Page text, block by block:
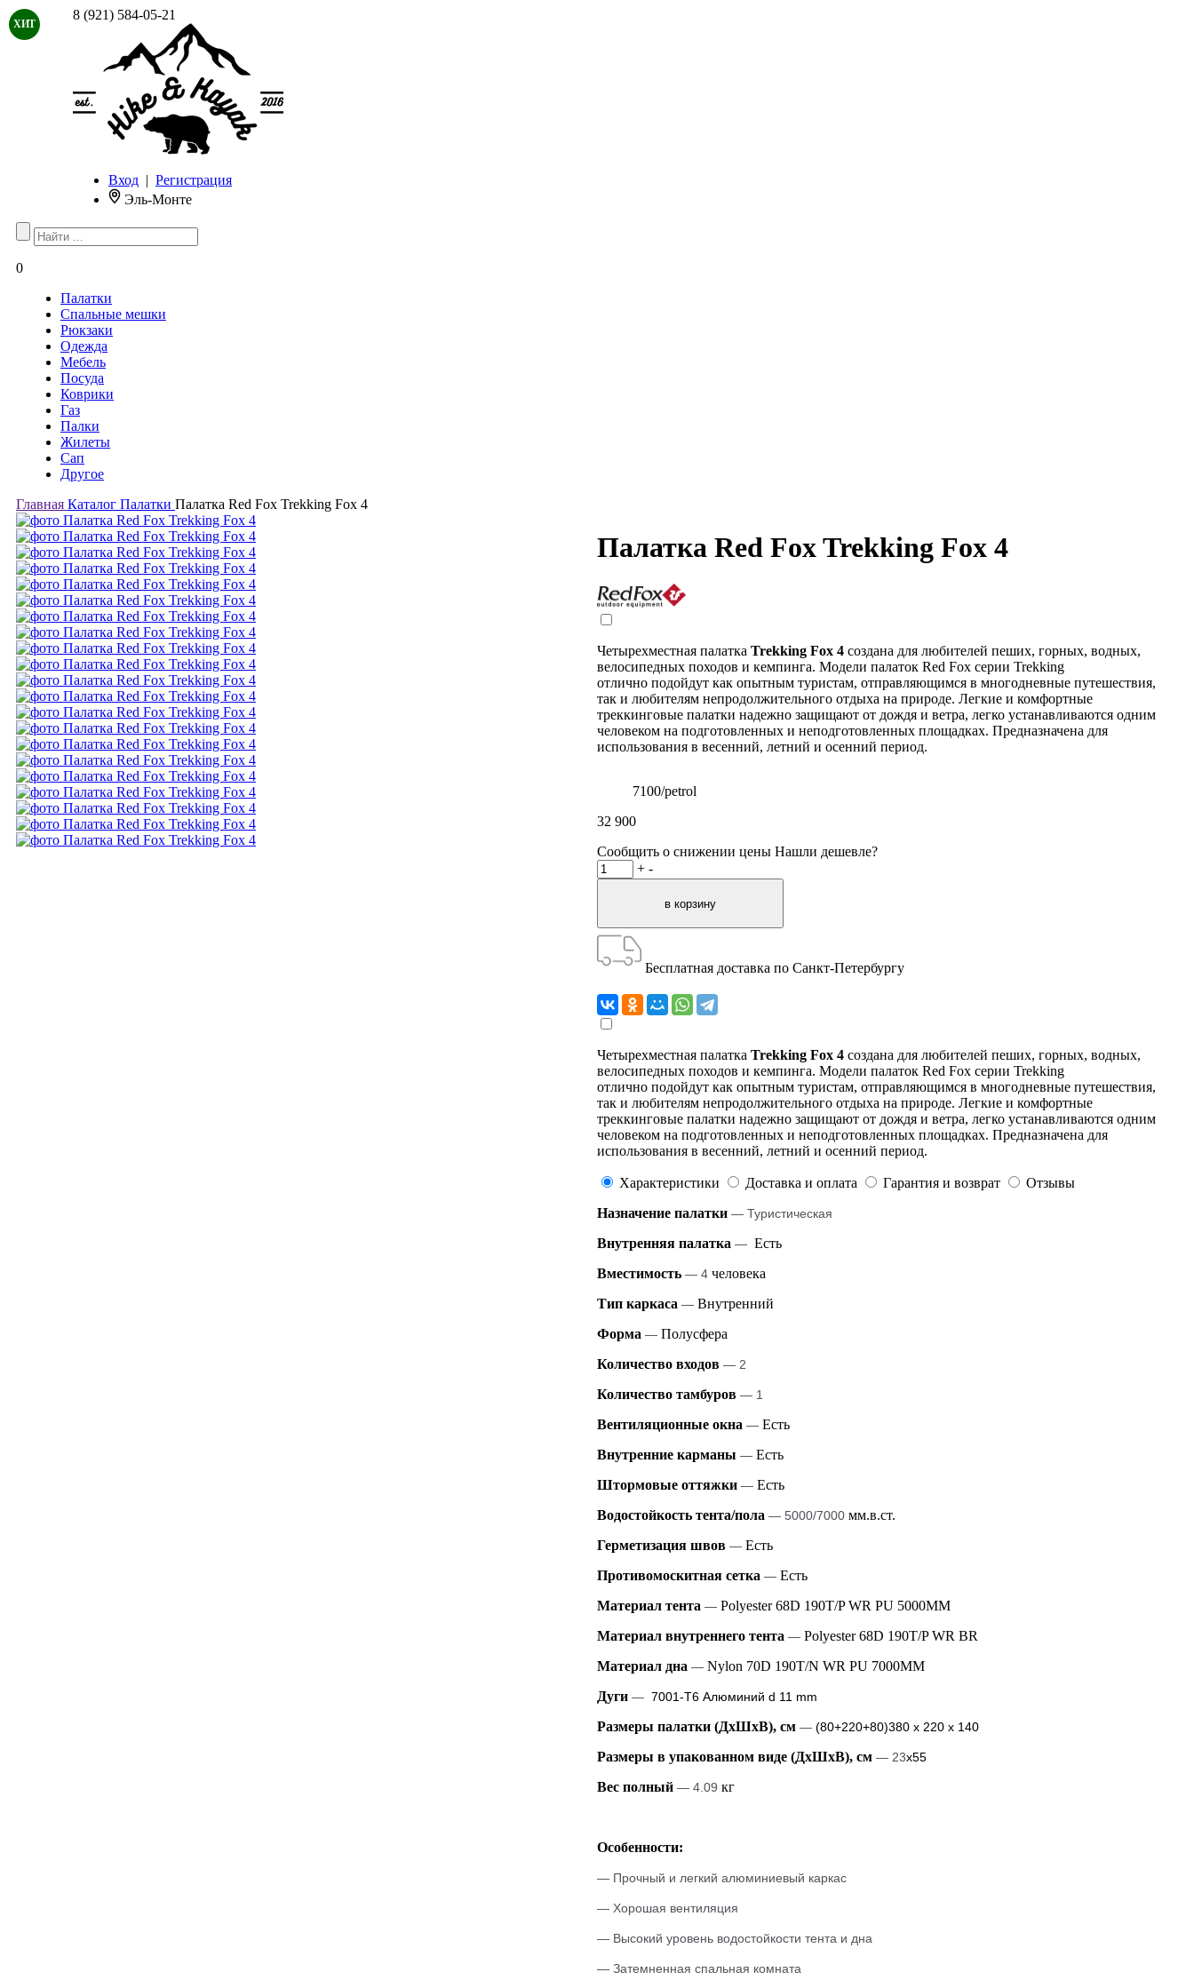
8 (921) 584-05-21
Вход | Регистрация
Эль-Монте
0
Палатки
Спальные мешки
Рюкзаки
Одежда
Мебель
Посуда
Коврики
Газ
Палки
Жилеты
Сап
Другое
Главная Каталог Палатки Палатка Red Fox Trekking Fox 4
ХИТ
Палатка Red Fox Trekking Fox 4
Четырехместная палатка Trekking Fox 4 создана для любителей пеших, горных, водных,
велосипедных походов и кемпинга. Модели палаток Red Fox серии Trekking
отлично подойдут как опытным туристам, отправляющимся в многодневные путешествия,
так и любителям непродолжительного отдыха на природе. Легкие и комфортные
треккинговые палатки надежно защищают от дождя и ветра, легко устанавливаются одним
человеком на подготовленных и неподготовленных площадках. Предназначена для
использования в весенний, летний и осенний период.
7100/petrol
32 900
Сообщить о снижении цены Нашли дешевле?
+ -
Бесплатная доставка по Санкт-Петербургу
Четырехместная палатка Trekking Fox 4 создана для любителей пеших, горных, водных,
велосипедных походов и кемпинга. Модели палаток Red Fox серии Trekking
отлично подойдут как опытным туристам, отправляющимся в многодневные путешествия,
так и любителям непродолжительного отдыха на природе. Легкие и комфортные
треккинговые палатки надежно защищают от дождя и ветра, легко устанавливаются одним
человеком на подготовленных и неподготовленных площадках. Предназначена для
использования в весенний, летний и осенний период.
Характеристики Доставка и оплата Гарантия и возврат
Отзывы
Назначение палатки — Туристическая
Внутренняя палатка — Есть
Вместимость — 4 человека
Тип каркаса — Внутренний
Форма — Полусфера
Количество входов — 2
Количество тамбуров — 1
Вентиляционные окна — Есть
Внутренние карманы — Есть
Штормовые оттяжки — Есть
Водостойкость тента/пола — 5000/7000 мм.в.ст.
Герметизация швов — Есть
Противомоскитная сетка — Есть
Материал тента — Polyester 68D 190T/P WR PU 5000MM
Материал внутреннего тента — Polyester 68D 190T/P WR BR
Материал дна — Nylon 70D 190T/N WR PU 7000MM
Дуги — 7001-T6 Алюминий d 11 mm
Размеры палатки (ДхШхВ), см — (80+220+80)380 x 220 x 140
Размеры в упакованном виде (ДхШхВ), см — 23х55
Вес полный — 4.09 кг
Особенности:
— Прочный и легкий алюминиевый каркас
— Хорошая вентиляция
— Высокий уровень водостойкости тента и дна
— Затемненная спальная комната